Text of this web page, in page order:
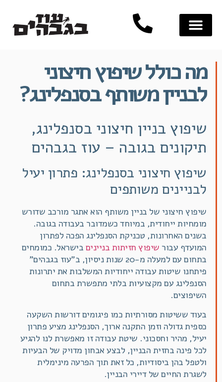
מה כולל שיפוץ חיצוני
לבניין משותף בסנפלינג?
שיפוץ בניין חיצוני בסנפלינג,
תיקונים בגובה – עוז בגבהים
שיפוץ חיצוני בסנפלינג: פתרון יעיל
לבניינים משותפים
שיפוץ חיצוני של בניין משותף הוא אתגר מורכב שדורש
מומחיות ייחודית, במיוחד כשמדובר בעבודה בגובה.
בשנים האחרונות, טכניקת הסנפלינג הפכה לפתרון
המועדף עבור שיפוץ חזיתות בניינים בישראל. כמומחים
בתחום עם למעלה מ-20 שנות ניסיון, ב"עוז בגבהים"
פיתחנו שיטות עבודה ייחודיות המשלבות את יתרונות
הסנפלינג עם מקצועיות בלתי מתפשרת בתחום
השיפוצים.
בעוד ששיטות מסורתיות כמו פיגומים דורשות השקעה
כספית גדולה וזמן התקנה ארוך, הסנפלינג מציע פתרון
יעיל, מהיר וחסכוני. שיטת עבודה זו מאפשרת לנו להגיע
לכל פינה בחזית הבניין, לבצע אבחון מדויק של הבעיות
ולטפל בהן ביסודיות, כל זאת תוך הפרעה מינימלית
לשגרת החיים של דיירי הבניין.